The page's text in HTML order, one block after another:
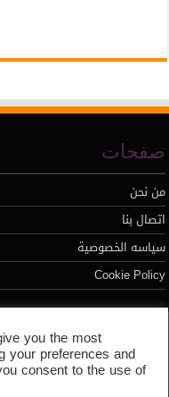
صفحات
من نحن
اتصال بنا
سياسه الخصوصية
Cookie Policy
you the most
your preferences and
consent to the use of